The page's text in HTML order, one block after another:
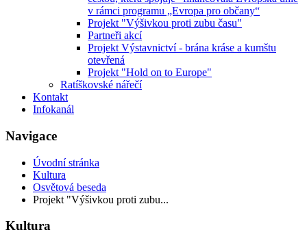
v rámci programu „Evropa pro občany“
Projekt "Výšivkou proti zubu času"
Partneři akcí
Projekt Výstavnictví - brána kráse a kumštu
otevřená
Projekt "Hold on to Europe"
Ratíškovské nářečí
Kontakt
Infokanál
Navigace
Úvodní stránka
Kultura
Osvětová beseda
Projekt "Výšivkou proti zubu...
Kultura